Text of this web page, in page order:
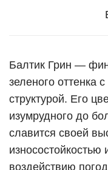
Балтик Грин —
зеленого оттенка
структурой. Его
изумрудного до
славится своей
износостойкостью
воздействию